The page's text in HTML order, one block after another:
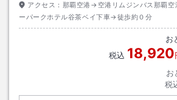
アクセス： 那覇空港→空港リムジンバス那覇空
ーパークホテル谷茶ベイ下車→徒歩約０分
お
税込 18,920
お
税